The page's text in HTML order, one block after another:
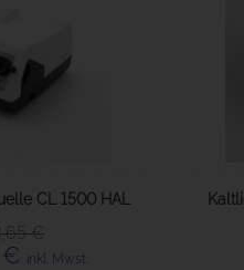
CL 1500 HAL
€
€ inkl. Mwst.